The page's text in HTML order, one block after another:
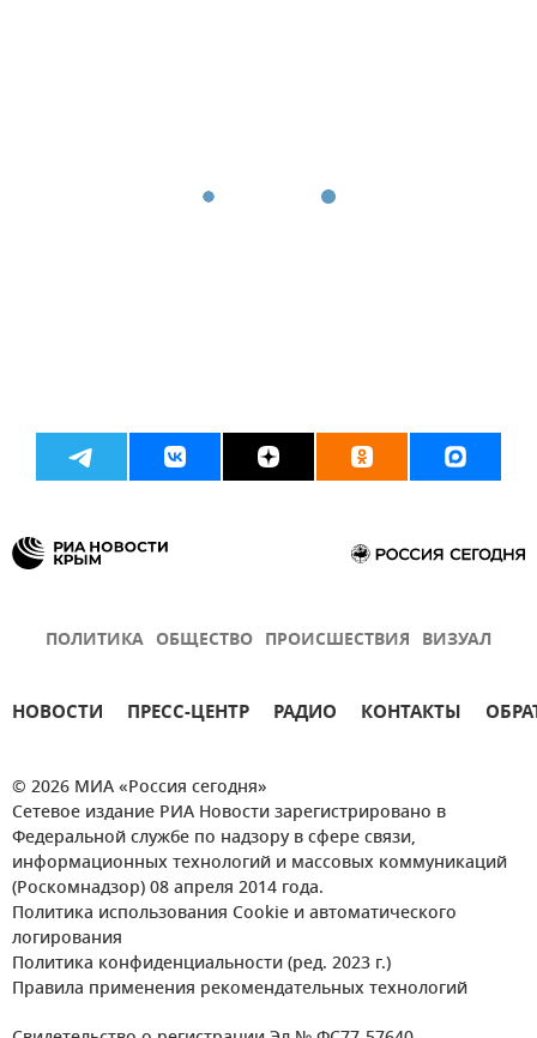
ПОЛИТИКА ОБЩЕСТВО ПРОИСШЕСТВИЯ ВИЗУАЛ
НОВОСТИ ПРЕСС-ЦЕНТР РАДИО КОНТАКТЫ
© 2026 МИА «Россия сегодня»
Сетевое издание РИА Новости зарегистрировано в
Федеральной службе по надзору в сфере связи,
информационных технологий и массовых коммуникаций
(Роскомнадзор) 08 апреля 2014 года.
Политика использования Cookie и автоматического
логирования
Политика конфиденциальности (ред. 2023 г.)
Правила применения рекомендательных технологий